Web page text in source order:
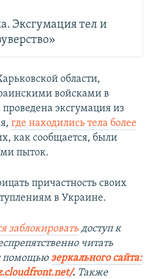
Эксгумация тел и
области,
войсками в
эксгумация из
где находились тела более
как сообщается, были
пыток.
причастность своих
в Украине.
заблокировать доступ к
читать
помощью зеркального сайта:
. ​ Также